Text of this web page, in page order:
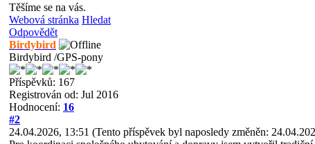
Těšíme se na vás.
Webová stránka Hledat
Odpovědět
Birdybird
Birdybird /GPS-pony
Příspěvků: 167
Registrován od: Jul 2016
Hodnocení: 16
#2
24.04.2026, 13:51 (Tento příspěvek byl naposledy změněn: